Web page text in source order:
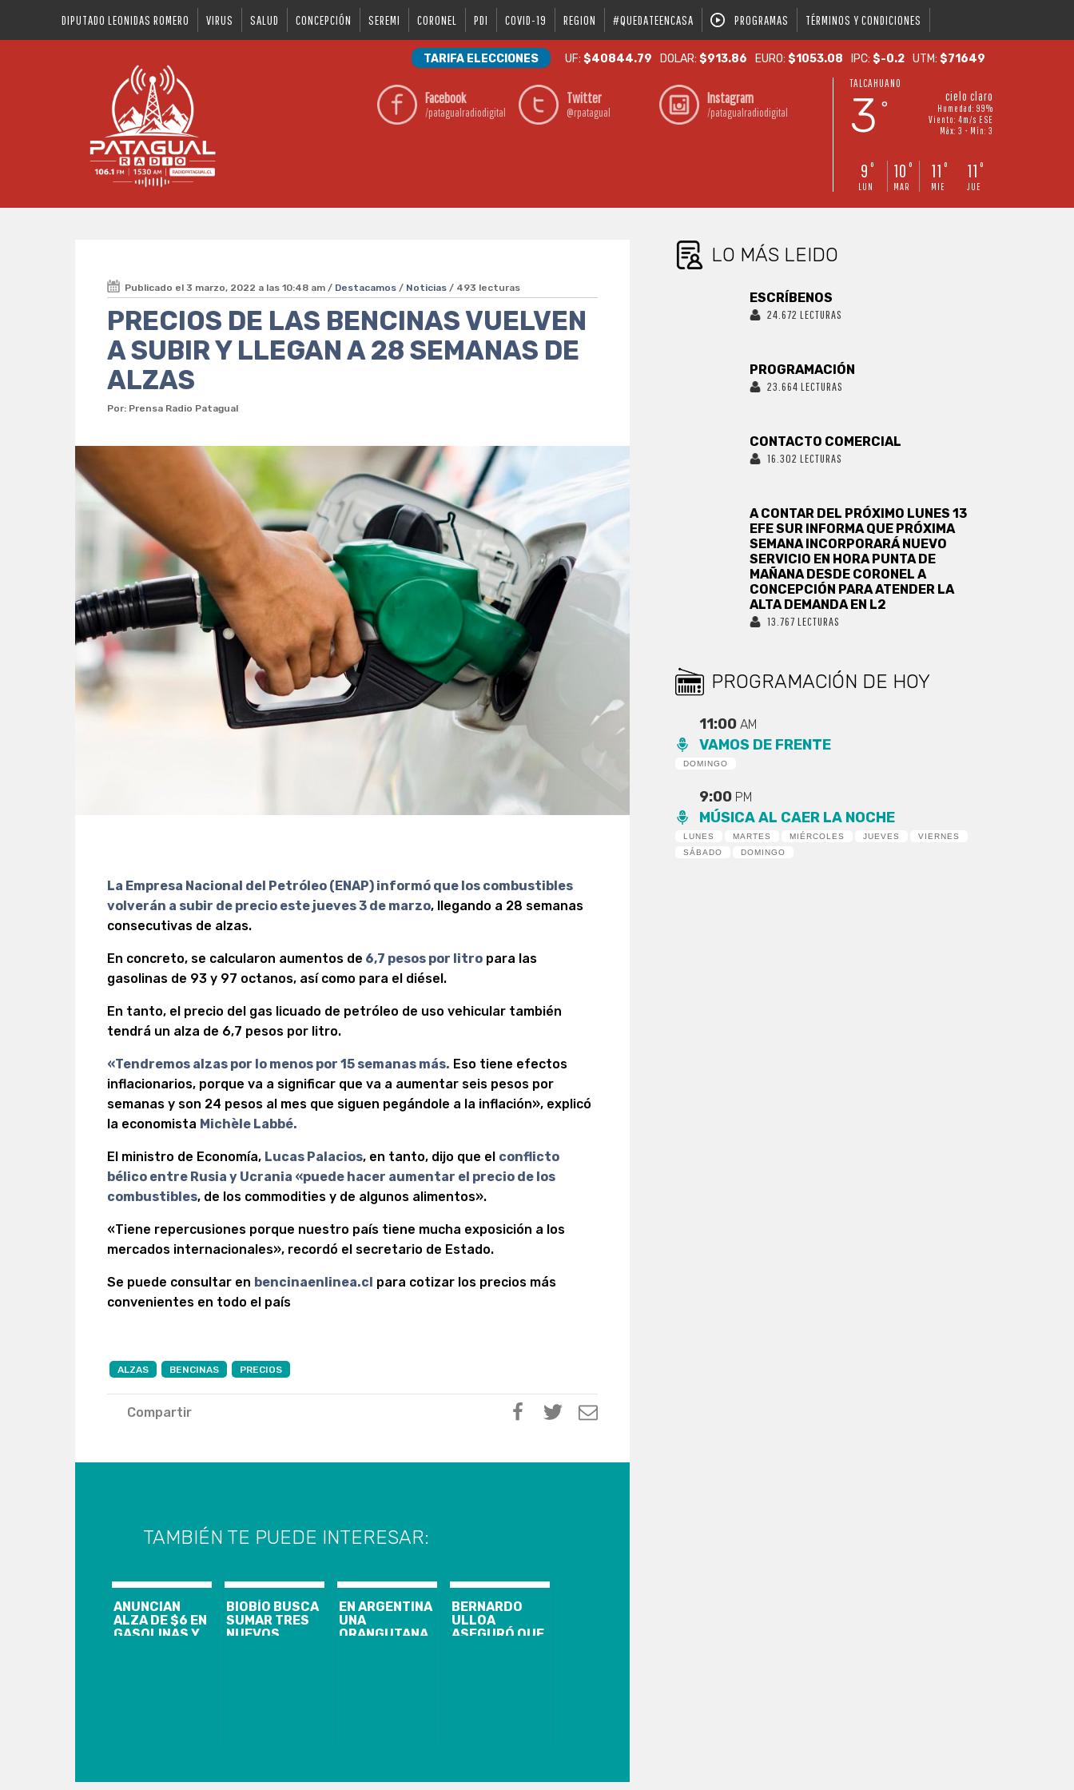
DIPUTADO LEONIDAS ROMERO VIRUS SALUD CONCEPCIÓN SEREMI CORONEL PDI COVID-19 REGION #QUEDATEENCASA PROGRAMAS TÉRMINOS Y CONDICIONES
TARIFA ELECCIONES UF:$40844.79 DOLAR:$913.86 EURO:$1053.08 IPC:$-0.2 UTM:$71649
Facebook
/patagualradiodigital
Twitter
@rpatagual
Instagram
/patagualradiodigital
TALCAHUANO
3 °
cielo claro
Humedad: 99%
Viento: 4m/s ESE
Máx: 3 • Mín: 3
9 °
LUN
10 °
MAR
11 °
MIE
11 °
JUE
Publicado el 3 marzo, 2022 a las 10:48 am / Destacamos / Noticias / 493 lecturas
PRECIOS DE LAS BENCINAS VUELVEN
A SUBIR Y LLEGAN A 28 SEMANAS DE
ALZAS
Por: Prensa Radio Patagual
La Empresa Nacional del Petróleo (ENAP) informó que los combustibles
volverán a subir de precio este jueves 3 de marzo, llegando a 28 semanas
consecutivas de alzas.
En concreto, se calcularon aumentos de 6,7 pesos por litro para las
gasolinas de 93 y 97 octanos, así como para el diésel.
En tanto, el precio del gas licuado de petróleo de uso vehicular también
tendrá un alza de 6,7 pesos por litro.
«Tendremos alzas por lo menos por 15 semanas más. Eso tiene efectos
inflacionarios, porque va a significar que va a aumentar seis pesos por
semanas y son 24 pesos al mes que siguen pegándole a la inflación», explicó
la economista Michèle Labbé.
El ministro de Economía, Lucas Palacios, en tanto, dijo que el conflicto
bélico entre Rusia y Ucrania «puede hacer aumentar el precio de los
combustibles, de los commodities y de algunos alimentos».
«Tiene repercusiones porque nuestro país tiene mucha exposición a los
mercados internacionales», recordó el secretario de Estado.
Se puede consultar en bencinaenlinea.cl para cotizar los precios más
convenientes en todo el país
ALZAS BENCINAS PRECIOS
Compartir
TAMBIÉN TE PUEDE INTERESAR:
ANUNCIAN
ALZA DE $6 EN
GASOLINAS Y
BIOBÍO BUSCA
SUMAR TRES
NUEVOS
EN ARGENTINA
UNA
ORANGUTANA
BERNARDO
ULLOA
ASEGURÓ QUE
LO MÁS LEIDO
ESCRÍBENOS
24.672 LECTURAS
PROGRAMACIÓN
23.664 LECTURAS
CONTACTO COMERCIAL
16.302 LECTURAS
A CONTAR DEL PRÓXIMO LUNES 13
EFE SUR INFORMA QUE PRÓXIMA
SEMANA INCORPORARÁ NUEVO
SERVICIO EN HORA PUNTA DE
MAÑANA DESDE CORONEL A
CONCEPCIÓN PARA ATENDER LA
ALTA DEMANDA EN L2
13.767 LECTURAS
PROGRAMACIÓN DE HOY
11:00AM
VAMOS DE FRENTE
DOMINGO
9:00 PM
MÚSICA AL CAER LA NOCHE
LUNES MARTES MIÉRCOLES JUEVES
VIERNES
SÁBADO
DOMINGO